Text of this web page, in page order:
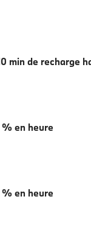
min de recharge
% en heure
en heure